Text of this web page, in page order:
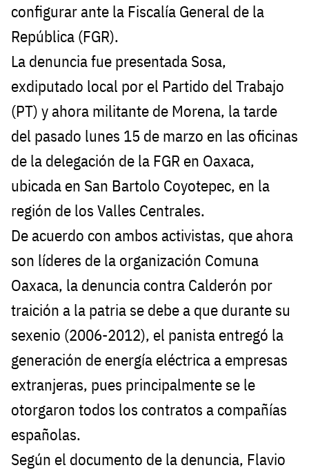
configurar ante la Fiscalía General de la
República (FGR).
La denuncia fue presentada Sosa,
exdiputado local por el Partido del Trabajo
(PT) y ahora militante de Morena, la tarde
del pasado lunes 15 de marzo en las oficinas
de la delegación de la FGR en Oaxaca,
ubicada en San Bartolo Coyotepec, en la
región de los Valles Centrales.
De acuerdo con ambos activistas, que ahora
son líderes de la organización Comuna
Oaxaca, la denuncia contra Calderón por
traición a la patria se debe a que durante su
sexenio (2006-2012), el panista entregó la
generación de energía eléctrica a empresas
extranjeras, pues principalmente se le
otorgaron todos los contratos a compañías
españolas.
Según el documento de la denuncia, Flavio